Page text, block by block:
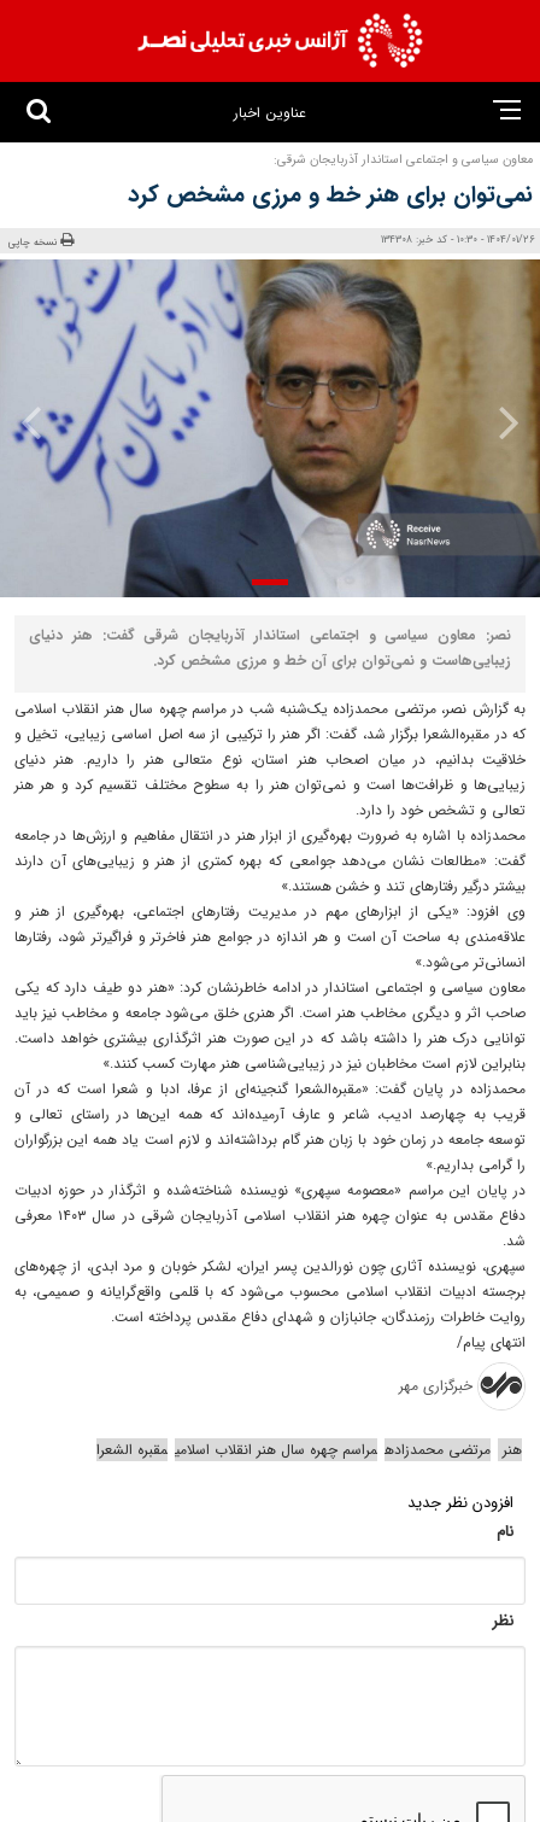
عناوین اخبار
معاون سیاسی و اجتماعی استاندار آذربایجان شرقی:
نمی‌توان برای هنر خط و مرزی مشخص کرد
1404/01/26 - 10:30 - کد خبر: 134308 نسخه چاپی
نصر: معاون سیاسی و اجتماعی استاندار آذربایجان شرقی گفت: هنر دنیای
زیبایی‌هاست و نمی‌توان برای آن خط و مرزی مشخص کرد.
به گزارش نصر، مرتضی محمدزاده یک‌شنبه شب در مراسم چهره سال هنر انقلاب اسلامی
که در مقبره‌الشعرا برگزار شد، گفت: اگر هنر را ترکیبی از سه اصل اساسی زیبایی، تخیل و
خلاقیت بدانیم، در میان اصحاب هنر استان، نوع متعالی هنر را داریم. هنر دنیای
زیبایی‌ها و ظرافت‌ها است و نمی‌توان هنر را به سطوح مختلف تقسیم کرد و هر هنر
تعالی و تشخص خود را دارد.
محمدزاده با اشاره به ضرورت بهره‌گیری از ابزار هنر در انتقال مفاهیم و ارزش‌ها در جامعه
گفت: «مطالعات نشان می‌دهد جوامعی که بهره کمتری از هنر و زیبایی‌های آن دارند
بیشتر درگیر رفتارهای تند و خشن هستند.»
وی افزود: «یکی از ابزارهای مهم در مدیریت رفتارهای اجتماعی، بهره‌گیری از هنر و
علاقه‌مندی به ساحت آن است و هر اندازه در جوامع هنر فاخرتر و فراگیرتر شود، رفتارها
انسانی‌تر می‌شود.»
معاون سیاسی و اجتماعی استاندار در ادامه خاطرنشان کرد: «هنر دو طیف دارد که یکی
صاحب اثر و دیگری مخاطب هنر است. اگر هنری خلق می‌شود جامعه و مخاطب نیز باید
توانایی درک هنر را داشته باشد که در این صورت هنر اثرگذاری بیشتری خواهد داست.
بنابراین لازم است مخاطبان نیز در زیبایی‌شناسی هنر مهارت کسب کنند.»
محمدزاده در پایان گفت: «مقبره‌الشعرا گنجینه‌ای از عرفا، ادبا و شعرا است که در آن
قریب به چهارصد ادیب، شاعر و عارف آرمیده‌اند که همه این‌ها در راستای تعالی و
توسعه جامعه در زمان خود با زبان هنر گام برداشته‌اند و لازم است یاد همه این بزرگواران
را گرامی بداریم.»
در پایان این مراسم «معصومه سپهری» نویسنده شناخته‌شده و اثرگذار در حوزه ادبیات
دفاع مقدس به عنوان چهره هنر انقلاب اسلامی آذربایجان شرقی در سال ۱۴۰۳ معرفی
شد.
سپهری، نویسنده آثاری چون نورالدین پسر ایران، لشکر خوبان و مرد ابدی، از چهره‌های
برجسته ادبیات انقلاب اسلامی محسوب می‌شود که با قلمی واقع‌گرایانه و صمیمی، به
روایت خاطرات رزمندگان، جانبازان و شهدای دفاع مقدس پرداخته است.
انتهای پیام/
خبرگزاری مهر
هنر مرتضی محمدزاده مراسم چهره سال هنر انقلاب اسلامی مقبره الشعرا
افزودن نظر جدید
نام
نظر